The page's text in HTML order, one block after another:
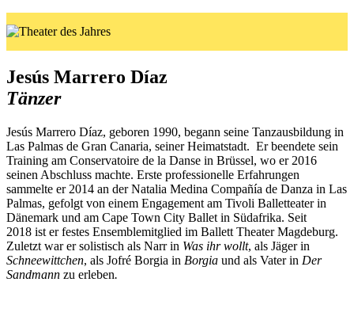
Jesús Marrero Díaz
Tänzer
Jesús Marrero Díaz, geboren 1990, begann seine Tanzausbildung in
Las Palmas de Gran Canaria, seiner Heimatstadt. Er beendete sein
Training am Conservatoire de la Danse in Brüssel, wo er 2016
seinen Abschluss machte. Erste professionelle Erfahrungen
sammelte er 2014 an der Natalia Medina Compañía de Danza in Las
Palmas, gefolgt von einem Engagement am Tivoli Balletteater in
Dänemark und am Cape Town City Ballet in Südafrika. Seit
2018 ist er festes Ensemblemitglied im Ballett Theater Magdeburg.
Zuletzt war er solistisch als Narr in Was ihr wollt, als Jäger in
Schneewittchen, als Jofré Borgia in Borgia und als Vater in Der
Sandmann zu erleben.